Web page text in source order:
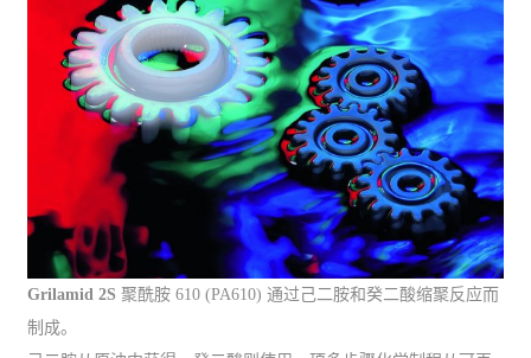
Grilamid 2S 聚酰胺 610 (PA610) 通过己二胺和癸二酸缩聚反应而
制成。